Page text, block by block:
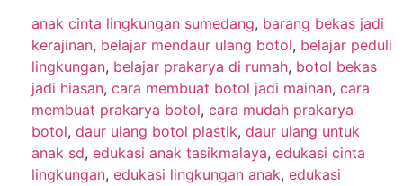
anak cinta lingkungan sumedang, barang bekas jadi
kerajinan, belajar mendaur ulang botol, belajar peduli
lingkungan, belajar prakarya di rumah, botol bekas
jadi hiasan, cara membuat botol jadi mainan, cara
membuat prakarya botol, cara mudah prakarya
botol, daur ulang botol plastik, daur ulang untuk
anak sd, edukasi anak tasikmalaya, edukasi cinta
lingkungan, edukasi lingkungan anak, edukasi